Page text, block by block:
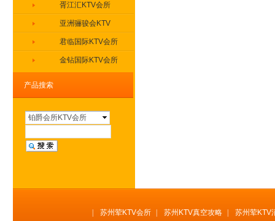
产品搜索
铂爵会所KTV会所
胥江汇KTV会所
亚洲骊骏会KTV
君临国际KTV会所
金钻国际KTV会所
缤纷年代KTV会所
环球壹号KTV会所
凯旋门KTV会所
铂爵会所KTV会所
苏州荤KTV会所 苏州KTV真空攻略 苏州荤KTV